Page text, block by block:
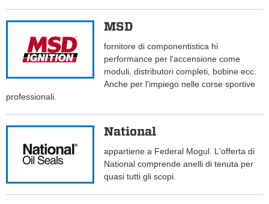
MSD
fornitore di componentistica hi
performance per l'accensione come
moduli, distributori completi, bobine ecc.
Anche per l'impiego nelle corse sportive
professionali.
National
appartiene a Federal Mogul. L'offerta di
National comprende anelli di tenuta per
quasi tutti gli scopi.